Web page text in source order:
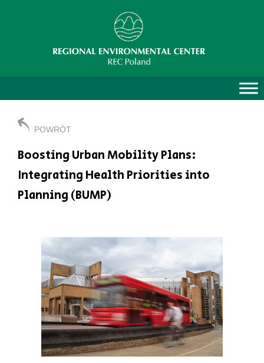
POWRÓT
Boosting Urban Mobility Plans:
Integrating Health Priorities into
Planning (BUMP)